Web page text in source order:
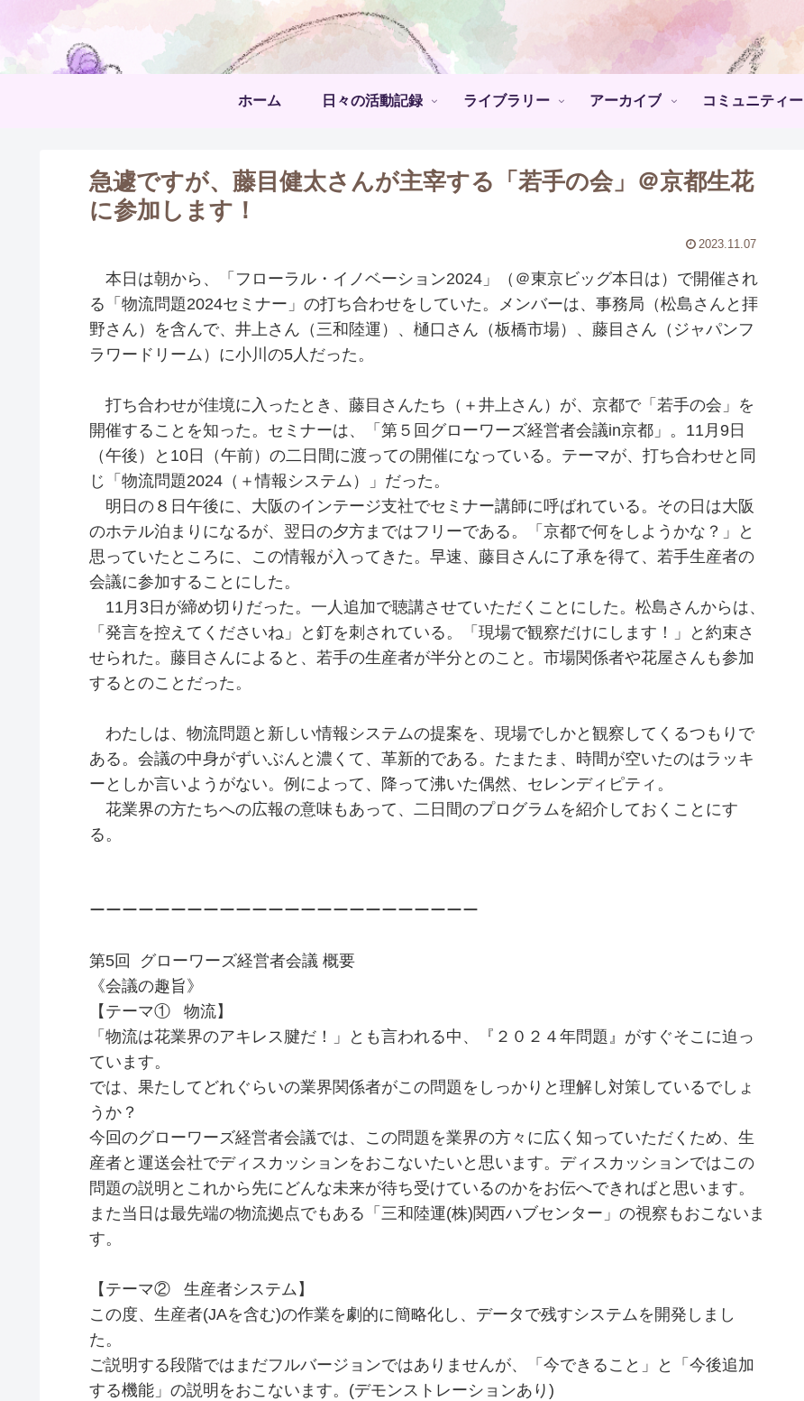
ホーム 日々の活動記録 ライブラリー アーカイブ コミュニティー
急遽ですが、藤目健太さんが主宰する「若手の会」＠京都生花
に参加します！
2023.11.07
本日は朝から、「フローラル・イノベーション2024」（＠東京ビッグ本日は）で開催され
る「物流問題2024セミナー」の打ち合わせをしていた。メンバーは、事務局（松島さんと拝
野さん）を含んで、井上さん（三和陸運）、樋口さん（板橋市場）、藤目さん（ジャパンフ
ラワードリーム）に小川の5人だった。
打ち合わせが佳境に入ったとき、藤目さんたち（＋井上さん）が、京都で「若手の会」を
開催することを知った。セミナーは、「第５回グローワーズ経営者会議in京都」。11月9日
（午後）と10日（午前）の二日間に渡っての開催になっている。テーマが、打ち合わせと同
じ「物流問題2024（＋情報システム）」だった。
明日の８日午後に、大阪のインテージ支社でセミナー講師に呼ばれている。その日は大阪
のホテル泊まりになるが、翌日の夕方まではフリーである。「京都で何をしようかな？」と
思っていたところに、この情報が入ってきた。早速、藤目さんに了承を得て、若手生産者の
会議に参加することにした。
11月3日が締め切りだった。一人追加で聴講させていただくことにした。松島さんからは、
「発言を控えてくださいね」と釘を刺されている。「現場で観察だけにします！」と約束さ
せられた。藤目さんによると、若手の生産者が半分とのこと。市場関係者や花屋さんも参加
するとのことだった。
わたしは、物流問題と新しい情報システムの提案を、現場でしかと観察してくるつもりで
ある。会議の中身がずいぶんと濃くて、革新的である。たまたま、時間が空いたのはラッキ
ーとしか言いようがない。例によって、降って沸いた偶然、セレンディピティ。
花業界の方たちへの広報の意味もあって、二日間のプログラムを紹介しておくことにす
る。
ーーーーーーーーーーーーーーーーーーーーーーーー
第5回 グローワーズ経営者会議 概要
《会議の趣旨》
【テーマ① 物流】
「物流は花業界のアキレス腱だ！」とも言われる中、『２０２４年問題』がすぐそこに迫っ
ています。
では、果たしてどれぐらいの業界関係者がこの問題をしっかりと理解し対策しているでしょ
うか？
今回のグローワーズ経営者会議では、この問題を業界の方々に広く知っていただくため、生
産者と運送会社でディスカッションをおこないたいと思います。ディスカッションではこの
問題の説明とこれから先にどんな未来が待ち受けているのかをお伝へできればと思います。
また当日は最先端の物流拠点でもある「三和陸運(株)関西ハブセンター」の視察もおこないま
す。
【テーマ② 生産者システム】
この度、生産者(JAを含む)の作業を劇的に簡略化し、データで残すシステムを開発しまし
た。
ご説明する段階ではまだフルバージョンではありませんが、「今できること」と「今後追加
する機能」の説明をおこないます。(デモンストレーションあり)